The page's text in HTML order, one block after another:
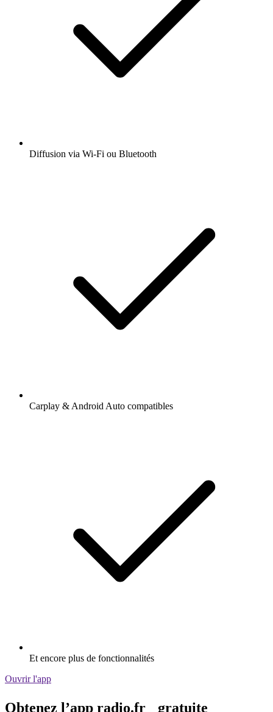
Diffusion via Wi-Fi ou Bluetooth
Carplay & Android Auto compatibles
Et encore plus de fonctionnalités
Ouvrir l'app
Obtenez l’app radio.fr gratuite